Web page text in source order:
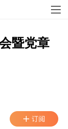
暨党章